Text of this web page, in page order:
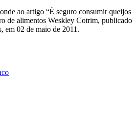
ao artigo “É seguro consumir queijos
de alimentos Weskley Cotrim, publicado
em 02 de maio de 2011.